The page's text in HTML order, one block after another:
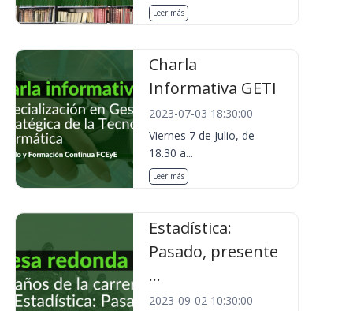
Leer más
Charla
Informativa GETI
2023-07-03 18:30:00
Viernes 7 de Julio, de
18.30 a...
Leer más
Estadística:
Pasado, presente
...
2023-09-02 10:30:00